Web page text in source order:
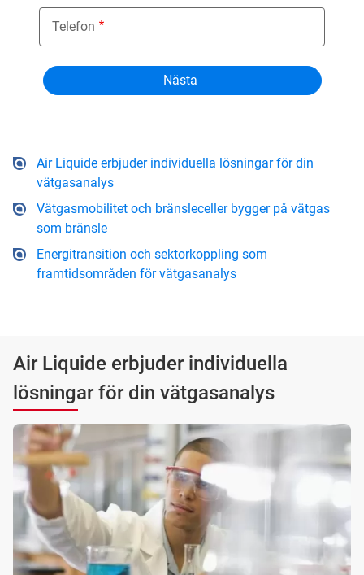
Air Liquide erbjuder individuella lösningar för din
vätgasanalys
Vätgasmobilitet och bränsleceller bygger på vätgas
som bränsle
Energitransition och sektorkoppling som
framtidsområden för vätgasanalys
Air Liquide erbjuder individuella
lösningar för din vätgasanalys
Telefon